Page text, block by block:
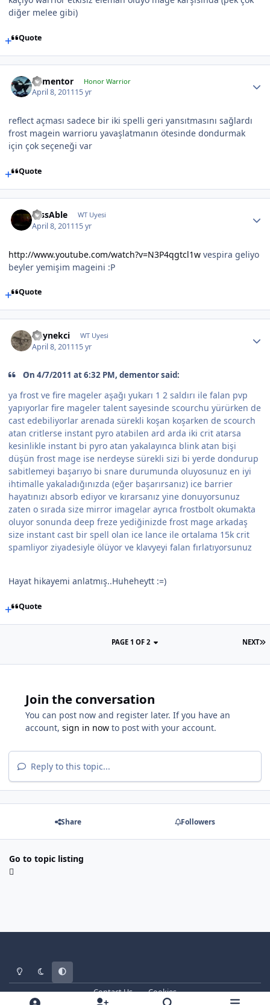
diğer melee gibi)
Quote
dementor Honor Warrior
April 8, 201115 yr
reflect açması sadece bir iki spelli geri yansıtmasını sağlardı
frost magein warrioru yavaşlatmanın ötesinde dondurmak
için çok seçeneği var
Quote
DissAble WT Uyesi
April 8, 201115 yr
http://www.youtube.com/watch?v=N3P4qgtcl1w vespira geliyo
beyler yemişim mageini :P
Quote
Deynekci WT Uyesi
April 8, 201115 yr
On 4/7/2011 at 6:32 PM, dementor said:
ya frost ve fire mageler aşağı yukarı 1 2 saldırı ile falan pvp
yapıyorlar fire mageler talent sayesinde scourchu yürürken de
cast edebiliyorlar arenada sürekli koşan koşarken de scourch
atan critlerse instant pyro atabilen ard arda iki crit atarsa
kesinlikle instant bi pyro atan yakalayınca blink atan bişi
düşün frost mage ise nerdeyse sürekli sizi bi yerde dondurup
sabitlemeyi başarıyo bi snare durumunda oluyosunuz en iyi
ihtimalle yakaladığınızda (eğer başarırsanız) ice barrier
hayatınızı absorb ediyor ve kırarsanız yine donuyorsunuz
zaten o sırada size mirror imagelar ayrıca frostbolt okumakta
oluyor sonunda deep freze yediğinizde frost mage arkadaş
size instant cast bir spell olan ice lance ile ortalama 15k crit
spamliyor ziyadesiyle ölüyor ve klavyeyi falan fırlatıyorsunuz
Hayat hikayemi anlatmış..Huheheytt :=)
Quote
NEXT
PAGE 1 OF 2
Join the conversation
You can post now and register later. If you have an
account, sign in now to post with your account.
Reply to this topic...
Share Followers
Go to topic listing
Light ModeDark ModeSystem Preference
Contact Us
Cookies